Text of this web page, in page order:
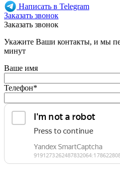
Написать в Telegram
Заказать звонок
Заказать звонок
Укажите Ваши контакты, и мы
минут
Ваше имя
Телефон*